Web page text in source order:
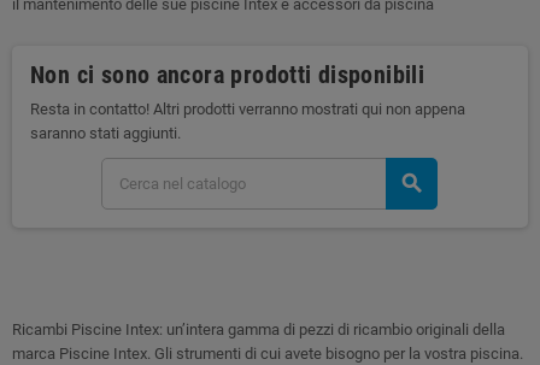
il mantenimento delle sue piscine Intex e accessori da piscina
Non ci sono ancora prodotti disponibili
Resta in contatto! Altri prodotti verranno mostrati qui non appena
saranno stati aggiunti.
search
Ricambi Piscine Intex: un’intera gamma di pezzi di ricambio originali della
marca Piscine Intex. Gli strumenti di cui avete bisogno per la vostra piscina.